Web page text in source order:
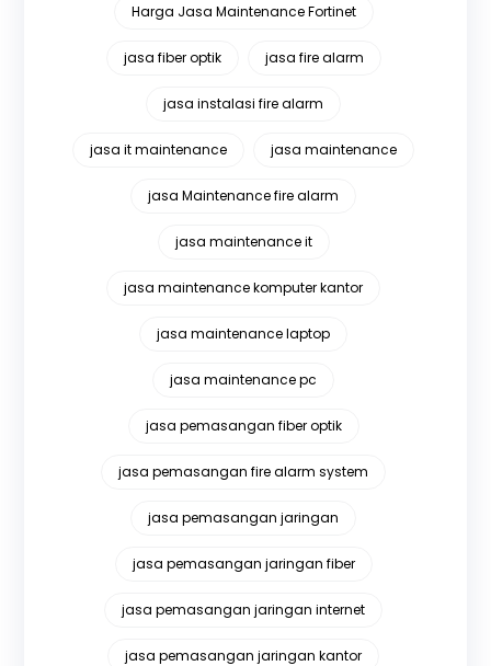
Harga Jasa Maintenance Fortinet
jasa fiber optik jasa fire alarm
jasa instalasi fire alarm
jasa it maintenance jasa maintenance
jasa Maintenance fire alarm
jasa maintenance it
jasa maintenance komputer kantor
jasa maintenance laptop
jasa maintenance pc
jasa pemasangan fiber optik
jasa pemasangan fire alarm system
jasa pemasangan jaringan
jasa pemasangan jaringan fiber
jasa pemasangan jaringan internet
jasa pemasangan jaringan kantor